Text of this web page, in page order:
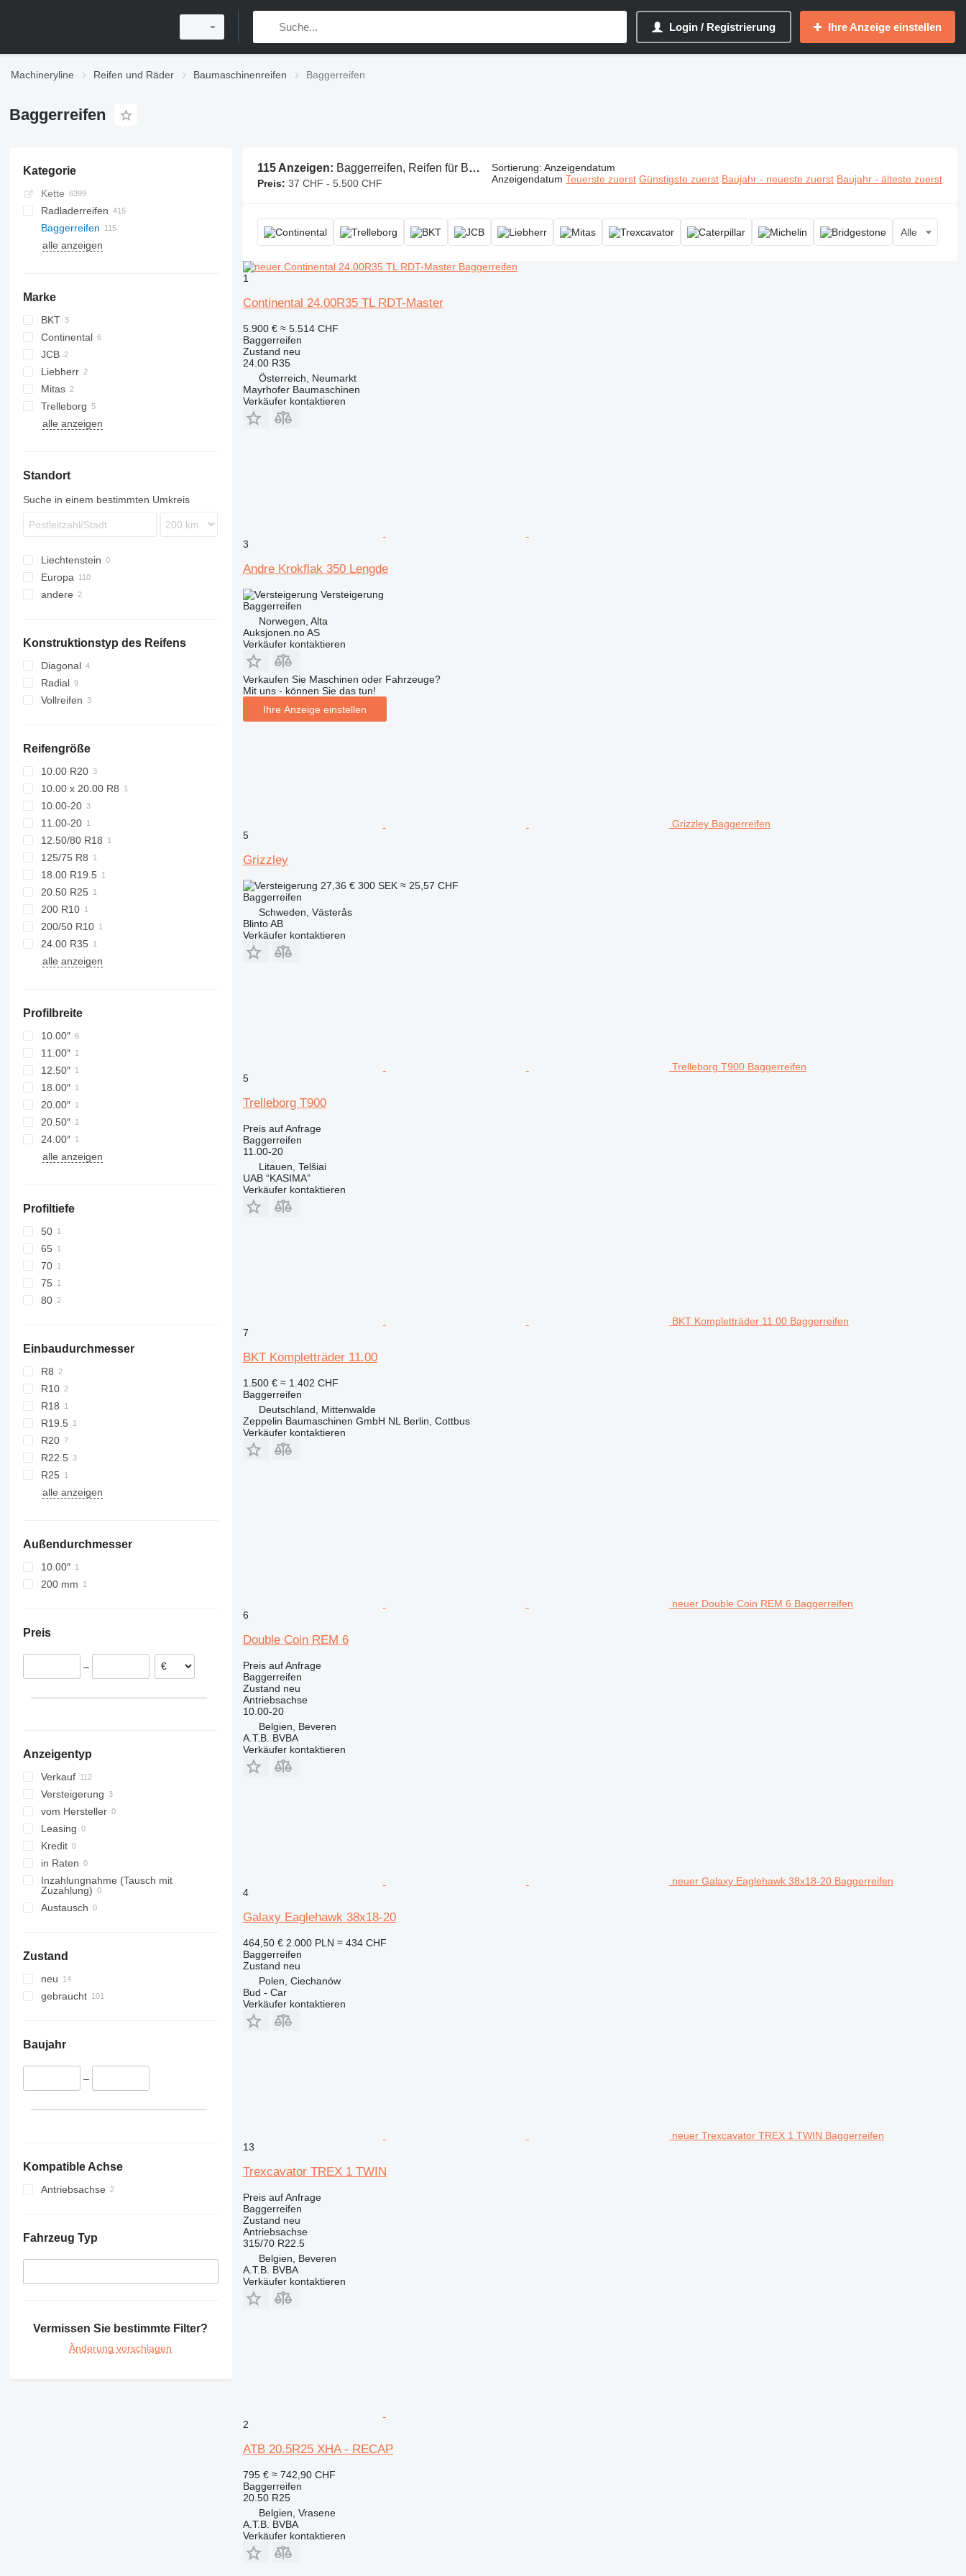
Login / Registrierung Ihre Anzeige einstellen
Machineryline Reifen und Räder Baumaschinenreifen Baggerreifen
Baggerreifen
Kategorie
Kette
Radladerreifen
Baggerreifen
alle anzeigen
Marke
BKT
Continental
JCB
Liebherr
A-series
Mitas
Trelleborg
alle anzeigen
Standort
Suche in einem bestimmten Umkreis
Liechtenstein
Europa
Rumänien
Belgien
Litauen
Norwegen
Estland
andere
Konstruktionstyp des Reifens
Diagonal
Radial
Vollreifen
Reifengröße
10.00 R20
10.00 x 20.00 R8
10.00-20
11.00-20
12.50/80 R18
125/75 R8
18.00 R19.5
20.50 R25
200 R10
200/50 R10
24.00 R35
alle anzeigen
Profilbreite
10.00″
11.00″
12.50″
18.00″
20.00″
20.50″
24.00″
alle anzeigen
Profiltiefe
50
65
70
75
80
Einbaudurchmesser
R8
R10
R18
R19.5
R20
R22.5
R25
alle anzeigen
Außendurchmesser
10.00″
200 mm
Preis
–
Anzeigentyp
Verkauf
Versteigerung
vom Hersteller
Leasing
Kredit
in Raten
Inzahlungnahme (Tausch mit
Zuzahlung)
Austausch
Zustand
neu
gebraucht
Baujahr
–
Kompatible Achse
Antriebsachse
Fahrzeug Typ
Vermissen Sie bestimmte Filter?
Änderung vorschlagen
115 Anzeigen: Baggerreifen, Reifen für Bagger
Preis: 37 CHF - 5.500 CHF
Sortierung: Anzeigendatum
Anzeigendatum Teuerste zuerst Günstigste zuerst Baujahr - neueste zuerst Baujahr - älteste zuerst
Alle
1
Continental 24.00R35 TL RDT-Master
5.900 € ≈ 5.514 CHF
Baggerreifen
Zustand neu
24.00 R35
Österreich, Neumarkt
Mayrhofer Baumaschinen
Verkäufer kontaktieren
3
Andre Krokflak 350 Lengde
Versteigerung
Baggerreifen
Norwegen, Alta
Auksjonen.no AS
Verkäufer kontaktieren
Verkaufen Sie Maschinen oder Fahrzeuge?
Mit uns - können Sie das tun!
Ihre Anzeige einstellen
Grizzley Baggerreifen
5
Grizzley
27,36 € 300 SEK ≈ 25,57 CHF
Baggerreifen
Schweden, Västerås
Blinto AB
Verkäufer kontaktieren
Trelleborg T900 Baggerreifen
5
Trelleborg T900
Preis auf Anfrage
Baggerreifen
11.00-20
Litauen, Telšiai
UAB “KASIMA”
Verkäufer kontaktieren
BKT Kompletträder 11.00 Baggerreifen
7
BKT Kompletträder 11.00
1.500 € ≈ 1.402 CHF
Baggerreifen
Deutschland, Mittenwalde
Zeppelin Baumaschinen GmbH NL Berlin, Cottbus
Verkäufer kontaktieren
neuer Double Coin REM 6 Baggerreifen
6
Double Coin REM 6
Preis auf Anfrage
Baggerreifen
Zustand neu
Antriebsachse
10.00-20
Belgien, Beveren
A.T.B. BVBA
Verkäufer kontaktieren
neuer Galaxy Eaglehawk 38x18-20 Baggerreifen
4
Galaxy Eaglehawk 38x18-20
464,50 € 2.000 PLN ≈ 434 CHF
Baggerreifen
Zustand neu
Polen, Ciechanów
Bud - Car
Verkäufer kontaktieren
neuer Trexcavator TREX 1 TWIN Baggerreifen
13
Trexcavator TREX 1 TWIN
Preis auf Anfrage
Baggerreifen
Zustand neu
Antriebsachse
315/70 R22.5
Belgien, Beveren
A.T.B. BVBA
Verkäufer kontaktieren
2
ATB 20.5R25 XHA - RECAP
795 € ≈ 742,90 CHF
Baggerreifen
20.50 R25
Belgien, Vrasene
A.T.B. BVBA
Verkäufer kontaktieren